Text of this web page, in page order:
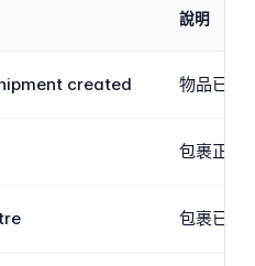
說明
created 物品已在
包裹正在
包裹已到